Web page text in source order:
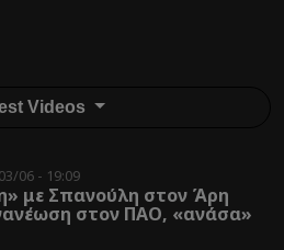
Videos
06 - 19:09
με Σπανούλη στον Άρη
στον ΠΑΟ, «ανάσα»